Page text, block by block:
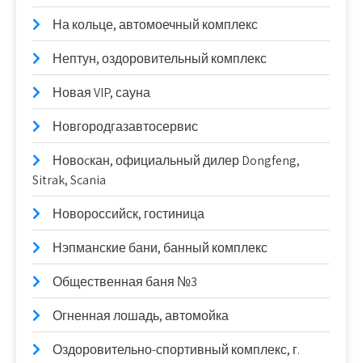
На кольце, автомоечный комплекс
Нептун, оздоровительный комплекс
Новая VIP, сауна
Новгородгазавтосервис
Новоcкан, официальный дилер Dongfeng,
Sitrak, Scania
Новороссийск, гостиница
Нэпманские бани, банный комплекс
Общественная баня №3
Огненная лошадь, автомойка
Оздоровительно-спортивный комплекс, г.